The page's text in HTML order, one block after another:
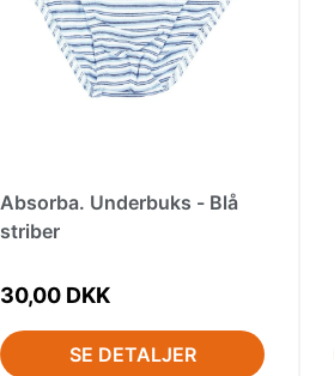
Absorba. Underbuks - Blå
striber
30,00 DKK
SE DETALJER